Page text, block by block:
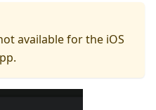
available for the iOS